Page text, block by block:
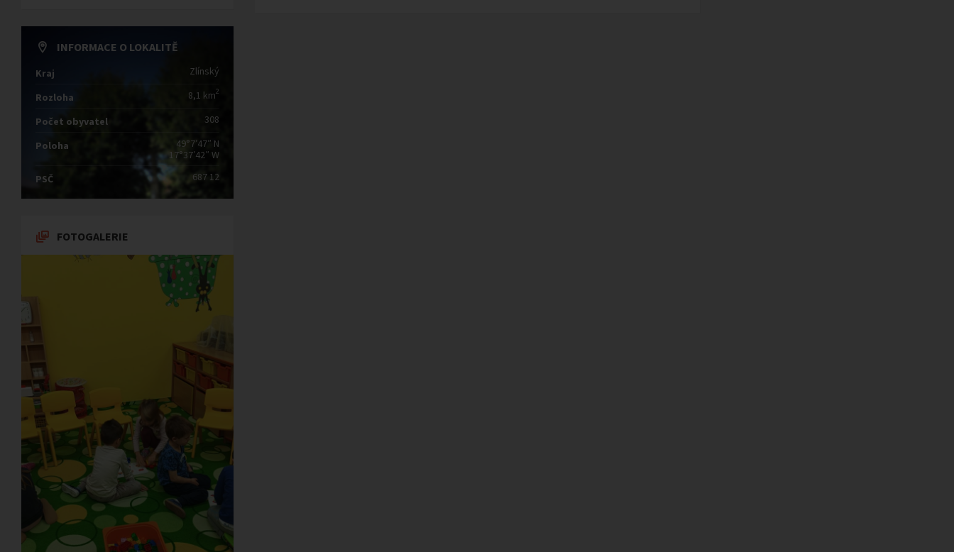
INFORMACE O LOKALITĚ
Kraj Zlínský
Rozloha 8,1 km2
Počet obyvatel 308
Poloha
49°7′47″ N
17°37′42″ W
PSČ
687 12
FOTOGALERIE